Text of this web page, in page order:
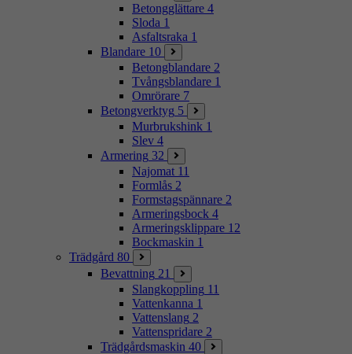
Betongglättare 4
Sloda 1
Asfaltsraka 1
Blandare 10
Betongblandare 2
Tvångsblandare 1
Omrörare 7
Betongverktyg 5
Murbrukshink 1
Slev 4
Armering 32
Najomat 11
Formlås 2
Formstagspännare 2
Armeringsbock 4
Armeringsklippare 12
Bockmaskin 1
Trädgård 80
Bevattning 21
Slangkoppling 11
Vattenkanna 1
Vattenslang 2
Vattenspridare 2
Trädgårdsmaskin 40